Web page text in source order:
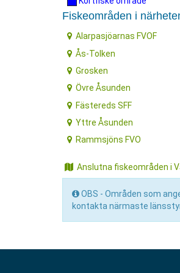
Fiskeområden i
Alarpasjöarnas FVOF
Ås-Tolken
Grosken
Övre Åsunden
Fästereds SFF
Yttre Åsunden
Rammsjöns FVO
Anslutna fiskeområden i
OBS - Områden som
kontakta närmaste